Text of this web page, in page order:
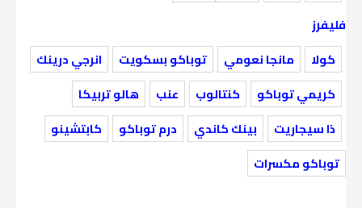
فليفرز
كولا
مانجا نعومي توباكو بسكويت
انرجي درينك
كريمي توباكو
كنتالوب عنب
هالو تربيكا
ذا سيجاريت
بينك كاندي درم توباكو
كابتشينو
توباكو مكسرات